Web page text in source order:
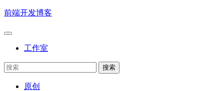
前端开发博客
工作室
原创